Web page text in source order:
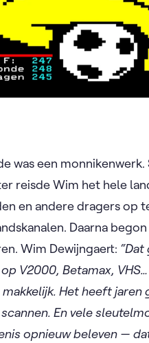
was een monnikenwerk.
reisde Wim het hele
en andere dragers op
Daarna
Wim Dewijngaert:
V2000, Betamax,
Het heeft jaren
En vele
opnieuw beleven —